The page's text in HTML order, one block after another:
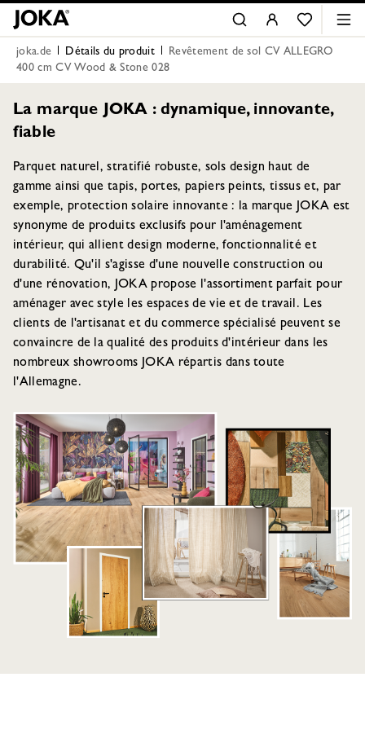
joka.de Détails du produit
Revêtement de sol CV ALLEGRO
400 cm CV Wood & Stone 028
La marque JOKA : dynamique, innovante,
fiable
Parquet naturel, stratifié robuste, sols design haut de
gamme ainsi que tapis, portes, papiers peints, tissus et, par
exemple, protection solaire innovante : la marque JOKA est
synonyme de produits exclusifs pour l'aménagement
intérieur, qui allient design moderne, fonctionnalité et
durabilité. Qu'il s'agisse d'une nouvelle construction ou
d'une rénovation, JOKA propose l'assortiment parfait pour
aménager avec style les espaces de vie et de travail. Les
clients de l'artisanat et du commerce spécialisé peuvent se
convaincre de la qualité des produits d'intérieur dans les
nombreux showrooms JOKA répartis dans toute
l'Allemagne.